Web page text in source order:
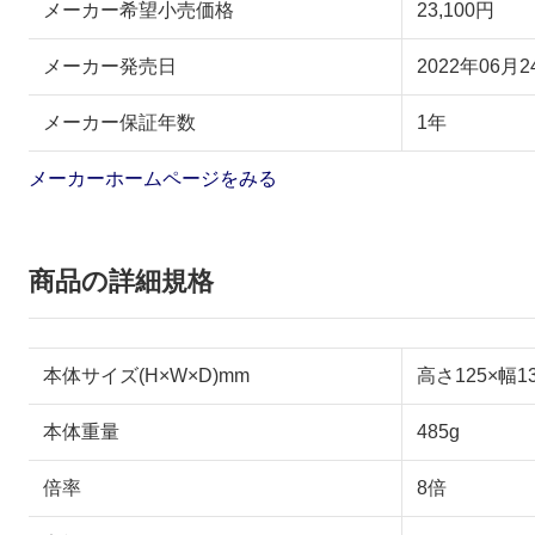
メーカー希望小売価格 23,100円
メーカー発売日 2022年06月
メーカー保証年数 1年
メーカーホームページをみる
商品の詳細規格
本体サイズ(H×W×D)mm 高さ125×幅
本体重量 485g
倍率 8倍